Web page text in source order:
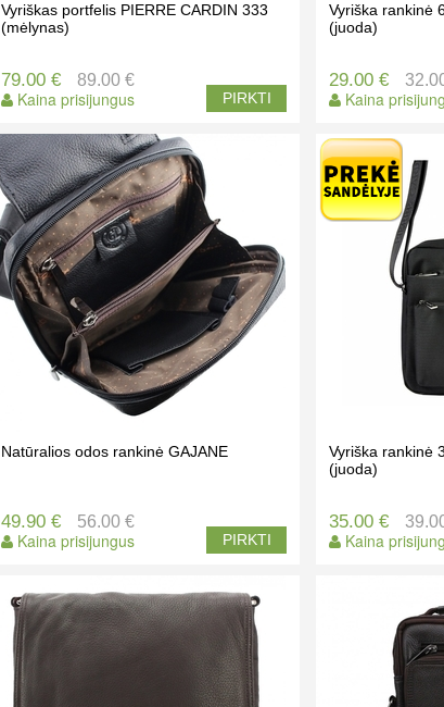
Vyriškas portfelis PIERRE CARDIN 333
(mėlynas)
79.00 €
Kaina prisijungus
89.00 €
PIRKTI
Vyriška rankinė
(juoda)
29.00 €
Kaina
Natūralios odos rankinė GAJANE
49.90 €
Kaina prisijungus
56.00 €
PIRKTI
Vyriška rankinė
(juoda)
35.00 €
Kaina